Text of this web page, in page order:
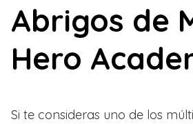
Abrigos de
Hero
Si te consideras uno de los